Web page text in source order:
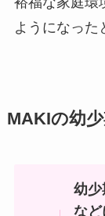
ようになった
MAKIの幼
幼少
など